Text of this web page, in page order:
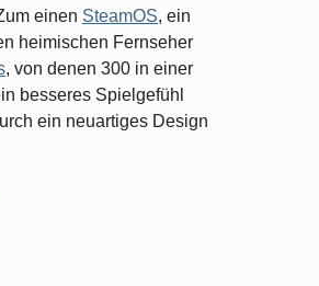
einen SteamOS, ein
heimischen Fernseher
, von denen 300 in einer
besseres Spielgefühl
ein neuartiges Design